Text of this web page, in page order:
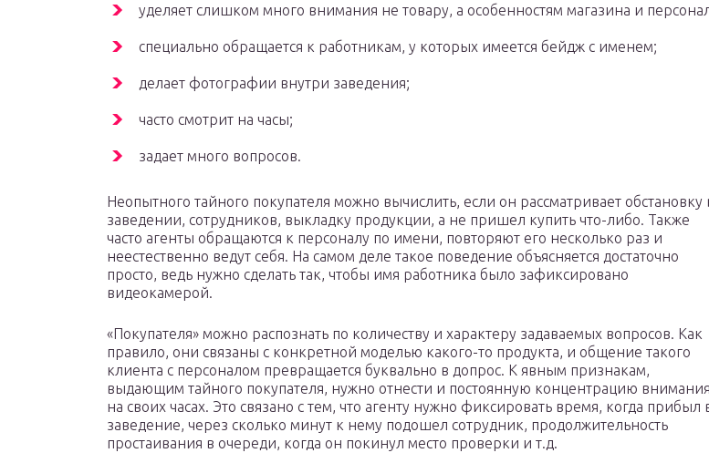
уделяет слишком много внимания не товару, а особенностям магазина и
специально обращается к работникам, у которых имеется бейдж с именем;
делает фотографии внутри заведения;
часто смотрит на часы;
задает много вопросов.
Неопытного тайного покупателя можно вычислить, если он рассматривает обстановку
заведении, сотрудников, выкладку продукции, а не пришел купить что-либо. Также
часто агенты обращаются к персоналу по имени, повторяют его несколько раз и
неестественно ведут себя. На самом деле такое поведение объясняется достаточно
просто, ведь нужно сделать так, чтобы имя работника было зафиксировано
видеокамерой.
«Покупателя» можно распознать по количеству и характеру задаваемых вопросов. Как
правило, они связаны с конкретной моделью какого-то продукта, и общение такого
клиента с персоналом превращается буквально в допрос. К явным признакам,
выдающим тайного покупателя, нужно отнести и постоянную концентрацию внимания
на своих часах. Это связано с тем, что агенту нужно фиксировать время, когда прибыл
заведение, через сколько минут к нему подошел сотрудник, продолжительность
простаивания в очереди, когда он покинул место проверки и т.д.